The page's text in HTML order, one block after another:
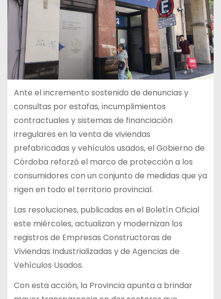
Ante el incremento sostenido de denuncias y
consultas por estafas, incumplimientos
contractuales y sistemas de financiación
irregulares en la venta de viviendas
prefabricadas y vehículos usados, el Gobierno de
Córdoba reforzó el marco de protección a los
consumidores con un conjunto de medidas que ya
rigen en todo el territorio provincial.
Las resoluciones, publicadas en el Boletín Oficial
este miércoles, actualizan y modernizan los
registros de Empresas Constructoras de
Viviendas Industrializadas y de Agencias de
Vehículos Usados.
Con esta acción, la Provincia apunta a brindar